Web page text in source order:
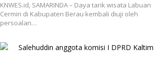
KNWES.id, SAMARINDA – Daya tarik wisata Labuan
Cermin di Kabupaten Berau kembali diuji oleh
persoalan…